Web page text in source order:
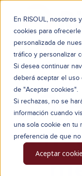
En RISOUL, nosotros
cookies para
personalizada de
tráfico y personalizar
Si desea continuar
deberá aceptar el
de "Aceptar cookies".
Si rechazas, no se
información cuando
una sola cookie en tu
preferencia de que
Aceptar